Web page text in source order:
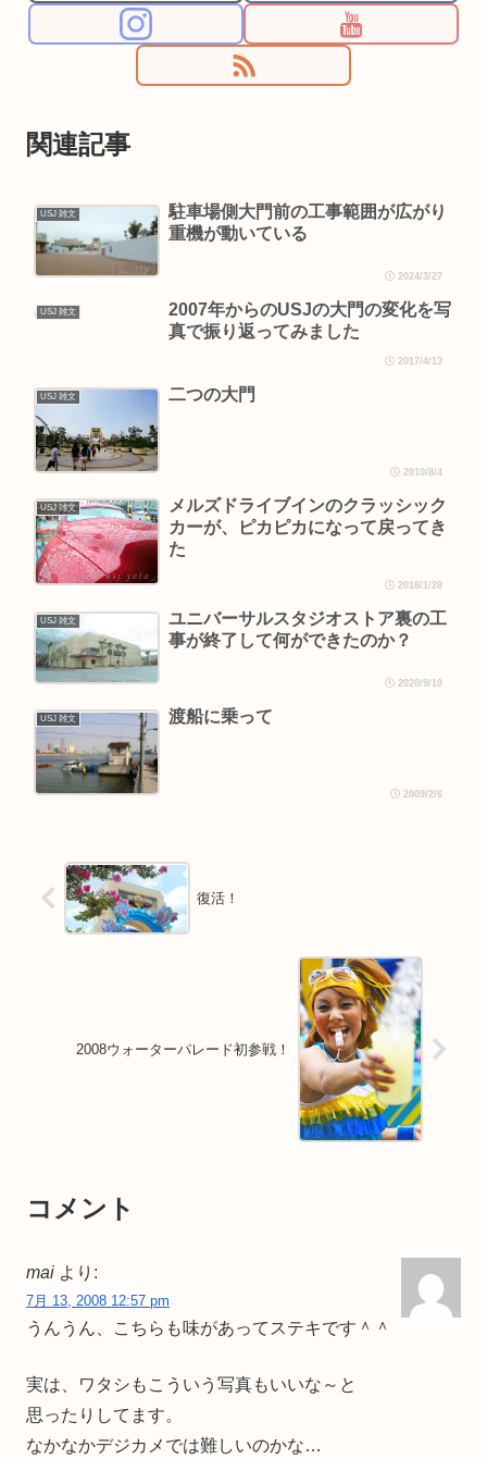
関連記事
USJ 雑文
駐車場側大門前の工事範囲が広がり
重機が動いている
2024/3/27
USJ 雑文
2007年からのUSJの大門の変化を写
真で振り返ってみました
2017/4/13
USJ 雑文 二つの大門
2010/8/4
USJ 雑文
メルズドライブインのクラッシック
カーが、ピカピカになって戻ってき
た
2018/1/28
USJ 雑文
ユニバーサルスタジオストア裏の工
事が終了して何ができたのか？
2020/9/10
USJ 雑文 渡船に乗って
2009/2/6
復活！
2008ウォーターパレード初参戦！
コメント
mai より:
7月 13, 2008 12:57 pm
うんうん、こちらも味があってステキです＾＾
実は、ワタシもこういう写真もいいな～と
思ったりしてます。
なかなかデジカメでは難しいのかな…